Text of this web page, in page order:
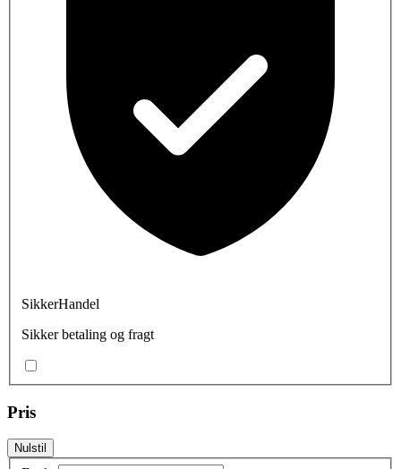
SikkerHandel
Sikker betaling og fragt
Pris
Nulstil